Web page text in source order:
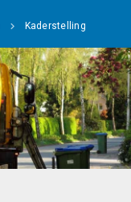
Kaderstelling